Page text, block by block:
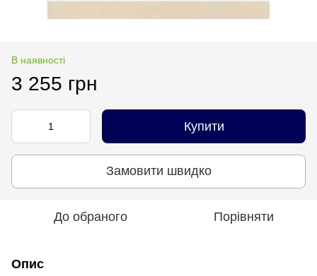
В наявності
3 255 грн
Купити
Замовити швидко
До обраного Порівняти
Опис